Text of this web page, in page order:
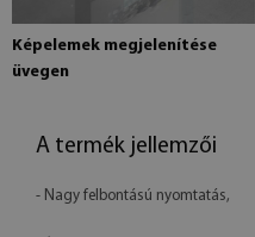
Képelemek megjelenítése
üvegen
A termék jellemzői
- Nagy felbontású nyomtatás,